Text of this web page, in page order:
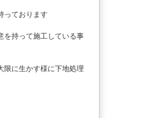
っております
を持って施工している事
限に生かす様に下地処理